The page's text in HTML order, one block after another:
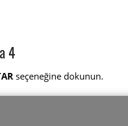
4
seçeneğine dokunun.